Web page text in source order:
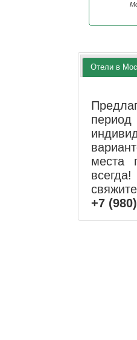
Отели в
места
+7